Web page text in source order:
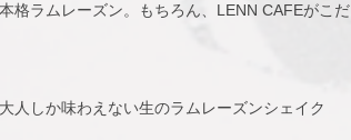
格ラムレーズン。もちろん、LENN CAFEがこだ
人しか味わえない生のラムレーズンシェイク